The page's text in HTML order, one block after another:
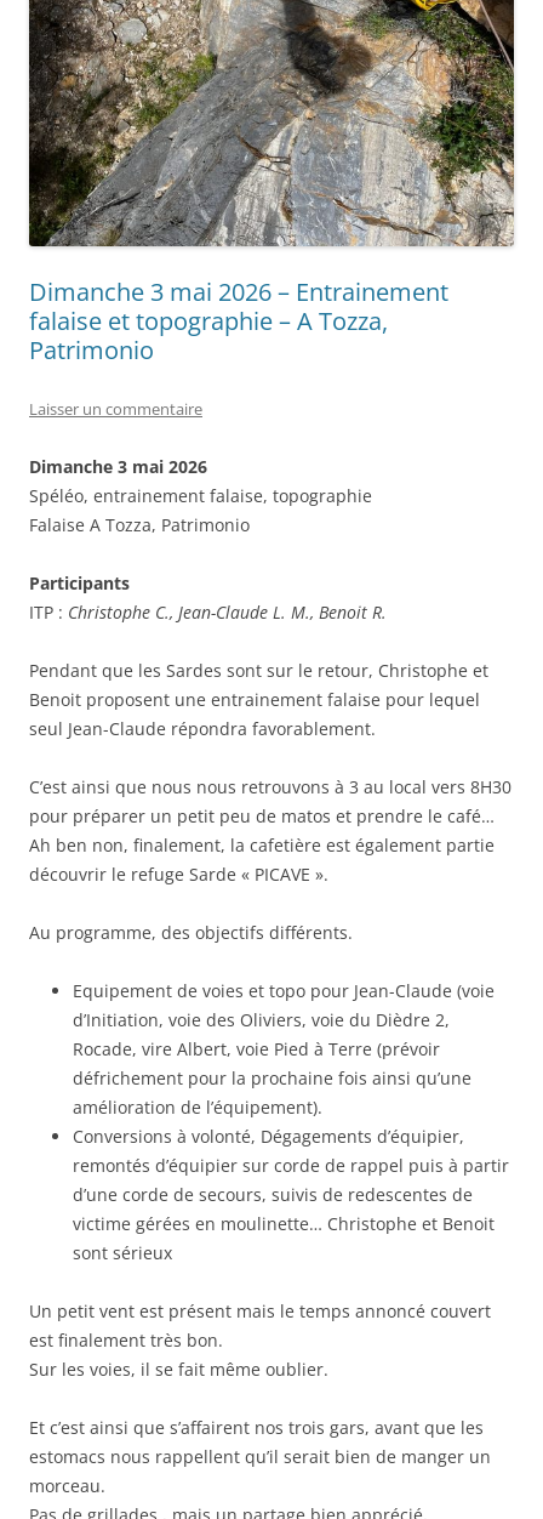
Dimanche 3 mai 2026 – Entrainement
falaise et topographie – A Tozza,
Patrimonio
Laisser un commentaire
Dimanche 3 mai 2026
Spéléo, entrainement falaise, topographie
Falaise A Tozza, Patrimonio
Participants
ITP : Christophe C., Jean-Claude L. M., Benoit R.
Pendant que les Sardes sont sur le retour, Christophe et
Benoit proposent une entrainement falaise pour lequel
seul Jean-Claude répondra favorablement.
C’est ainsi que nous nous retrouvons à 3 au local vers 8H30
pour préparer un petit peu de matos et prendre le café…
Ah ben non, finalement, la cafetière est également partie
découvrir le refuge Sarde « PICAVE ».
Au programme, des objectifs différents.
Equipement de voies et topo pour Jean-Claude (voie
d’Initiation, voie des Oliviers, voie du Dièdre 2,
Rocade, vire Albert, voie Pied à Terre (prévoir
défrichement pour la prochaine fois ainsi qu’une
amélioration de l’équipement).
Conversions à volonté, Dégagements d’équipier,
remontés d’équipier sur corde de rappel puis à partir
d’une corde de secours, suivis de redescentes de
victime gérées en moulinette… Christophe et Benoit
sont sérieux
Un petit vent est présent mais le temps annoncé couvert
est finalement très bon.
Sur les voies, il se fait même oublier.
Et c’est ainsi que s’affairent nos trois gars, avant que les
estomacs nous rappellent qu’il serait bien de manger un
morceau.